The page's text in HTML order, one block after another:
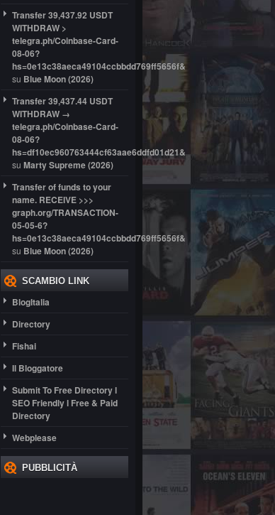
Transfer 39,437.92 USDT
WITHDRAW >
telegra.ph/Coinbase-Card-
08-06?
hs=0e13c38aeca49104ccbbdd769ff5656f&
su Blue Moon (2026)
Transfer 39,437.44 USDT
WITHDRAW →
telegra.ph/Coinbase-Card-
08-06?
hs=df10ec960763444cf63aae6ddfd01d21&
su Marty Supreme (2026)
Transfer of funds to your
name. RECEIVE >>>
graph.org/TRANSACTION-
05-05-6?
hs=0e13c38aeca49104ccbbdd769ff5656f&
su Blue Moon (2026)
SCAMBIO LINK
BlogItalia
Directory
Fishai
Il Bloggatore
Submit To Free Directory l
SEO Friendly l Free & Paid
Directory
Webplease
PUBBLICITÀ